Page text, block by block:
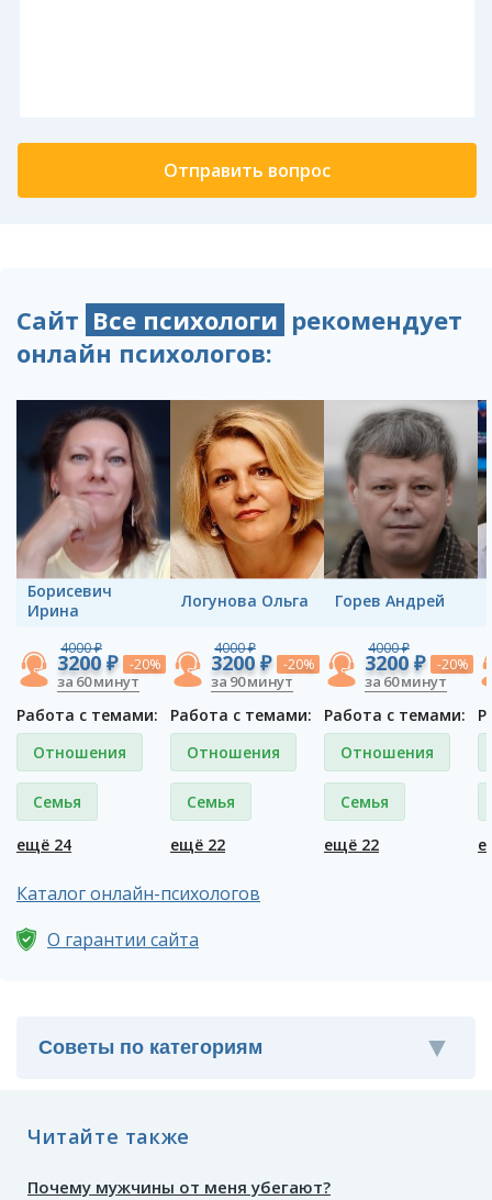
Сайт Все психологи рекомендует
онлайн психологов:
Борисевич
Ирина
4000 ₽
3200 ₽ -20%
за 60 минут
Работа с темами:
Отношения
Семья
ещё 24
Логунова Ольга
4000 ₽
3200 ₽ -20%
за 90 минут
Работа с темами:
Отношения
Семья
ещё 22
Горев Андрей
4000 ₽
3200 ₽ -20%
за 60 минут
Работа с темами:
Отношения
Семья
ещё 22
Каталог онлайн-психологов
О гарантии сайта
Читайте также
Почему мужчины от меня убегают?